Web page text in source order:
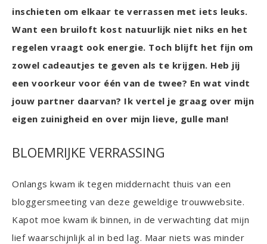
inschieten om elkaar te verrassen met iets leuks.
Want een bruiloft kost natuurlijk niet niks en het
regelen vraagt ook energie. Toch blijft het fijn om
zowel cadeautjes te geven als te krijgen. Heb jij
een voorkeur voor één van de twee? En wat vindt
jouw partner daarvan? Ik vertel je graag over mijn
eigen zuinigheid en over mijn lieve, gulle man!
BLOEMRIJKE VERRASSING
Onlangs kwam ik tegen middernacht thuis van een
bloggersmeeting van deze geweldige trouwwebsite.
Kapot moe kwam ik binnen, in de verwachting dat mijn
lief waarschijnlijk al in bed lag. Maar niets was minder